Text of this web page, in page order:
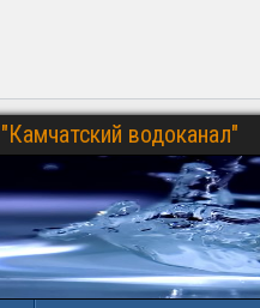
водоканал"